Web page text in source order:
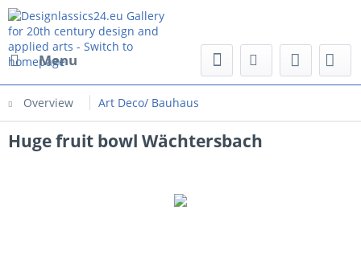
Menu
Overview Art Deco/ Bauhaus
Huge fruit bowl Wächtersbach